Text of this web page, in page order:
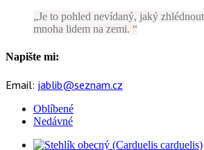
Je to pohled nevídaný, jaký
mnoha lidem na zemi.
Napište mi:
Email: jablib@seznam.cz
Oblíbené
Nedávné